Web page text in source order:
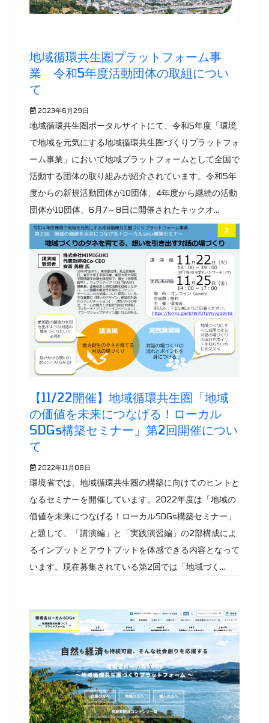
地域循環共生圏プラットフォーム事
業 令和5年度活動団体の取組につい
て
2023年6月29日
地域循環共生圏ポータルサイトにて、令和5年度「環境
で地域を元気にする地域循環共生圏づくりプラットフォ
ーム事業」において地域プラットフォームとして全国で
活動する団体の取り組みが紹介されています。令和5年
度からの新規活動団体が10団体、4年度から継続の活動
団体が10団体、6月7～8日に開催されたキックオ...
【11/22開催】地域循環共生圏「地域
の価値を未来につなげる！ローカル
SDGs構築セミナー」第2回開催につい
て
2022年11月08日
環境省では、地域循環共生圏の構築に向けてのヒントと
なるセミナーを開催しています。2022年度は「地域の
価値を未来につなげる！ローカルSDGs構築セミナー」
と題して、「講演編」と「実践演習編」の2部構成によ
るインプットとアウトプットを体感できる内容となって
います。現在募集されている第2回では「地域づく...